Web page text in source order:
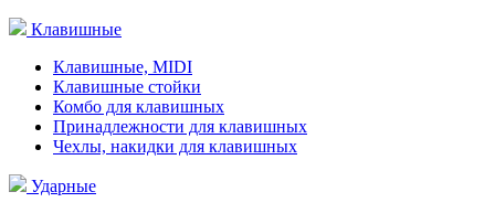
Клавишные
Клавишные, MIDI
Клавишные стойки
Комбо для клавишных
Принадлежности для клавишных
Чехлы, накидки для клавишных
Ударные